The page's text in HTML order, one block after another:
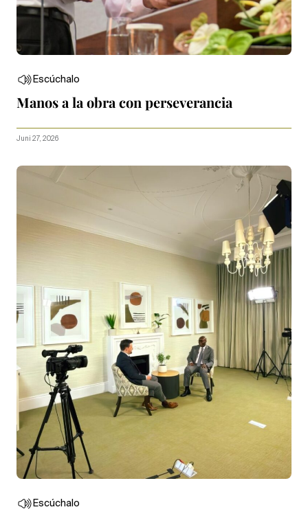
Escúchalo
Manos a la obra con perseverancia
Juni 27, 2026
Escúchalo